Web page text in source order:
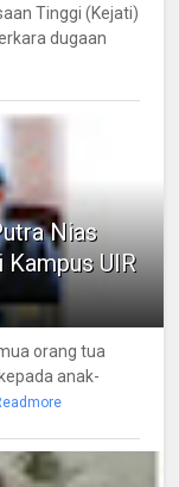
Tinggi (Kejati)
dugaan
Nias
UIR
orang tua
anak-